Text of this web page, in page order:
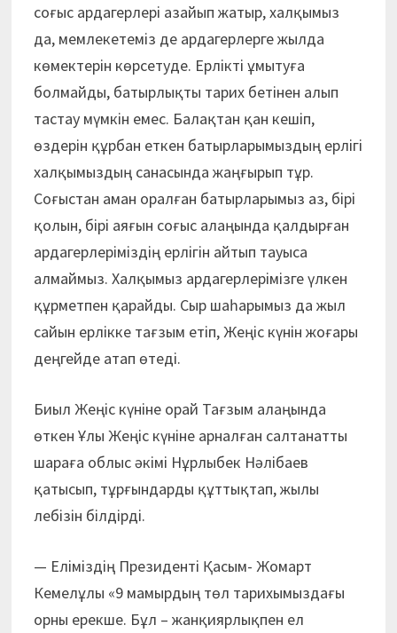
соғыс ардагерлері азайып жатыр, халқымыз
да, мемлекетеміз де ардагерлерге жылда
көмектерін көрсетуде. Ерлікті ұмытуға
болмайды, батырлықты тарих бетінен алып
тастау мүмкін емес. Балақтан қан кешіп,
өздерін құрбан еткен батырларымыздың ерлігі
халқымыздың санасында жаңғырып тұр.
Соғыстан аман оралған батырларымыз аз, бірі
қолын, бірі аяғын соғыс алаңында қалдырған
ардагерлеріміздің ерлігін айтып тауыса
алмаймыз. Халқымыз ардагерлерімізге үлкен
құрметпен қарайды. Сыр шаһарымыз да жыл
сайын ерлікке тағзым етіп, Жеңіс күнін жоғары
деңгейде атап өтеді.
Биыл Жеңіс күніне орай Тағзым алаңында
өткен Ұлы Жеңіс күніне арналған салтанатты
шараға облыс әкімі Нұрлыбек Нәлібаев
қатысып, тұрғындарды құттықтап, жылы
лебізін білдірді.
— Еліміздің Президенті Қасым- Жомарт
Кемелұлы «9 мамыр­дың төл тарихымыздағы
орны ерекше. Бұл – жанқиярлықпен ел